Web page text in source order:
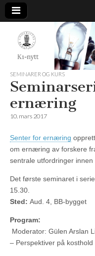
K1-
Nytt
SEMINARER OG KURS
ernæring
10. mars 2017
Senter for ernæring
om ernæring av forskere
sentrale utfordringer
Det første seminaret i
15.30.
Sted: Aud. 4, BB-bygget
Program:
Moderator: Gülen Arslan
– Perspektiver på